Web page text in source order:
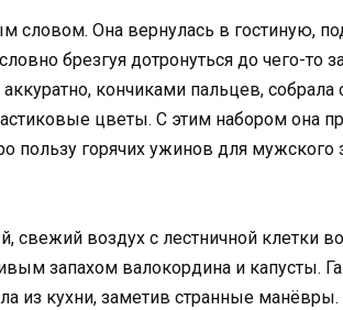
словом. Она вернулась в гостиную,
брезгуя дотронуться до чего-то
кончиками пальцев, собрала
цветы. С этим набором она
пользу горячих ужинов для мужского
свежий воздух с лестничной клетки
запахом валокордина и капусты.
из кухни, заметив странные манёвры.